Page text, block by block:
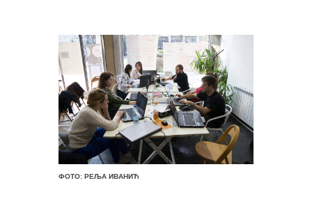
ФОТО: РЕЉА ИВАНИЋ